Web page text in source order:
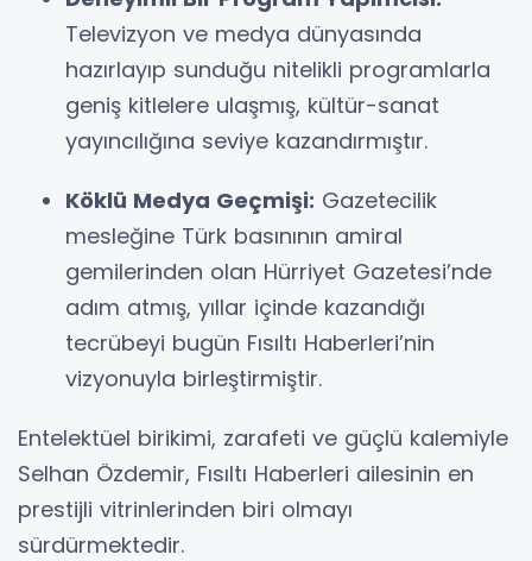
Televizyon ve medya dünyasında
hazırlayıp sunduğu nitelikli programlarla
geniş kitlelere ulaşmış, kültür-sanat
yayıncılığına seviye kazandırmıştır.
Köklü Medya Geçmişi: Gazetecilik
mesleğine Türk basınının amiral
gemilerinden olan Hürriyet Gazetesi’nde
adım atmış, yıllar içinde kazandığı
tecrübeyi bugün Fısıltı Haberleri’nin
vizyonuyla birleştirmiştir.
Entelektüel birikimi, zarafeti ve güçlü kalemiyle
Selhan Özdemir, Fısıltı Haberleri ailesinin en
prestijli vitrinlerinden biri olmayı
sürdürmektedir.